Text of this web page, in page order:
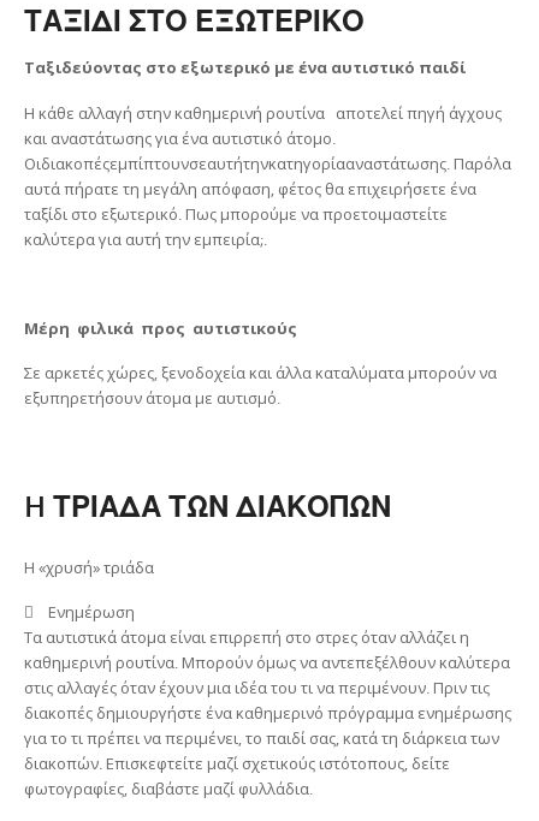
ΤΑΞΙΔΙ ΣΤΟ ΕΞΩΤΕΡΙΚΟ
Ταξιδεύοντας στο εξωτερικό με ένα αυτιστικό παιδί
Η κάθε αλλαγή στην καθημερινή ρουτίνα αποτελεί πηγή άγχους
και αναστάτωσης για ένα αυτιστικό άτομο.
Οιδιακοπέςεμπίπτουνσεαυτήτηνκατηγορίααναστάτωσης. Παρόλα
αυτά πήρατε τη μεγάλη απόφαση, φέτος θα επιχειρήσετε ένα
ταξίδι στο εξωτερικό. Πως μπορούμε να προετοιμαστείτε
καλύτερα για αυτή την εμπειρία;.
Μέρη φιλικά προς αυτιστικούς
Σε αρκετές χώρες, ξενοδοχεία και άλλα καταλύματα μπορούν να
εξυπηρετήσουν άτομα με αυτισμό.
H ΤΡΙΑΔΑ ΤΩΝ ΔΙΑΚΟΠΩΝ
Η «χρυσή» τριάδα
 Ενημέρωση
Τα αυτιστικά άτομα είναι επιρρεπή στο στρες όταν αλλάζει η
καθημερινή ρουτίνα. Μπορούν όμως να αντεπεξέλθουν καλύτερα
στις αλλαγές όταν έχουν μια ιδέα του τι να περιμένουν. Πριν τις
διακοπές δημιουργήστε ένα καθημερινό πρόγραμμα ενημέρωσης
για το τι πρέπει να περιμένει, το παιδί σας, κατά τη διάρκεια των
διακοπών. Επισκεφτείτε μαζί σχετικούς ιστότοπους, δείτε
φωτογραφίες, διαβάστε μαζί φυλλάδια.